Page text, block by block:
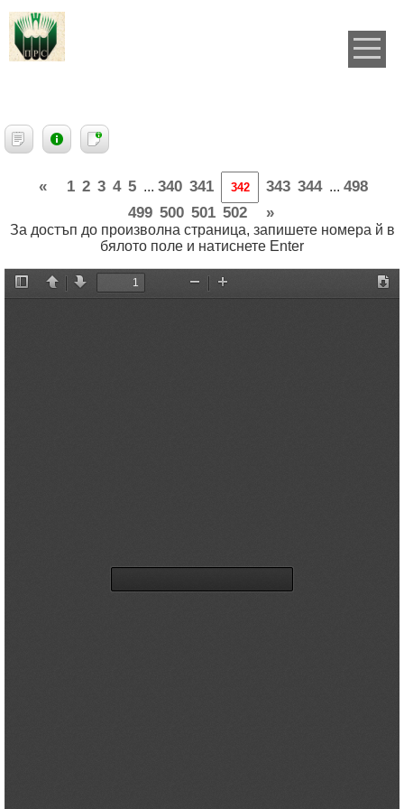
« 1 2 3 4 5 ... 340 341 343 344 ... 498
499 500 501 502 »
За достъп до произволна страница, запишете номера й в
бялото поле и натиснете Enter